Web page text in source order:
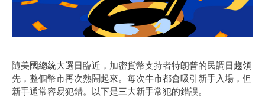
隨美國總統大選日臨近，加密貨幣支持者特朗普的民調日趨領
先，整個幣市再次熱鬧起來。每次牛市都會吸引新手入場，但
新手通常容易犯錯。以下是三大新手常犯的錯誤。